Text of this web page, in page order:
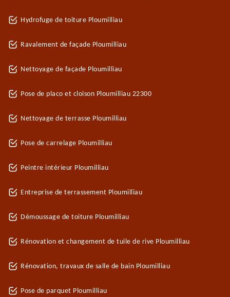
Hydrofuge de toiture Ploumilliau
Ravalement de façade Ploumilliau
Nettoyage de façade Ploumilliau
Pose de placo et cloison Ploumilliau 22300
Nettoyage de terrasse Ploumilliau
Pose de carrelage Ploumilliau
Peintre intérieur Ploumilliau
Entreprise de terrassement Ploumilliau
Démoussage de toiture Ploumilliau
Rénovation et changement de tuile de rive Ploumilliau
Rénovation, travaux de salle de bain Ploumilliau
Pose de parquet Ploumilliau